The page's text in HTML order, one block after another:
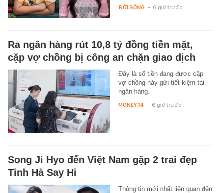
ĐỜI SỐNG - 6 giờ trước
Ra ngân hàng rút 10,8 tỷ đồng tiền mặt,
cặp vợ chồng bị công an chặn giao dịch
Đây là số tiền đang được cặp
vợ chồng này gửi tiết kiệm tại
ngân hàng.
MONEY.14 - 6 giờ trước
Song Ji Hyo đến Việt Nam gặp 2 trai đẹp
Tinh Hà Say Hi
Thông tin mới nhất liên quan đến